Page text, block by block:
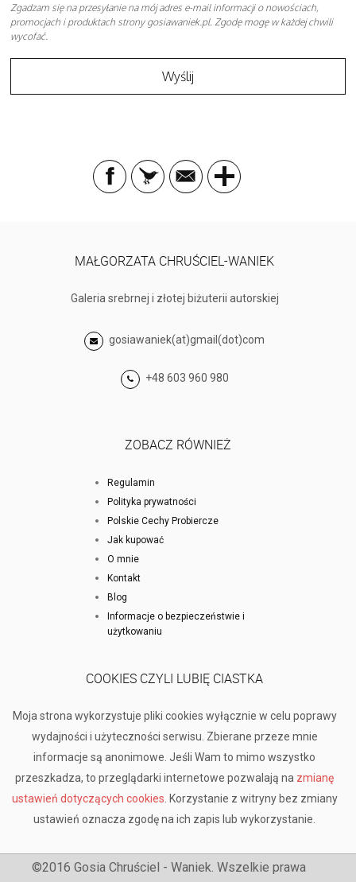
Zgadzam się na przesyłanie na mój adres e-mail informacji o nowościach,
promocjach i produktach strony gosiawaniek.pl. Zgodę mogę w każdej chwili
wycofać.
MAŁGORZATA CHRUŚCIEL-WANIEK
Galeria srebrnej i złotej biżuterii autorskiej
gosiawaniek(at)gmail(dot)com
+48 603 960 980
ZOBACZ RÓWNIEŻ
Regulamin
Polityka prywatności
Polskie Cechy Probiercze
Jak kupować
O mnie
Kontakt
Blog
Informacje o bezpieczeństwie i
użytkowaniu
COOKIES CZYLI LUBIĘ CIASTKA
Moja strona wykorzystuje pliki cookies wyłącznie w celu poprawy
wydajności i użyteczności serwisu. Zbierane przeze mnie
informacje są anonimowe. Jeśli Wam to mimo wszystko
przeszkadza, to przeglądarki internetowe pozwalają na zmianę
ustawień dotyczących cookies . Korzystanie z witryny bez zmiany
ustawień oznacza zgodę na ich zapis lub wykorzystanie.
©2016 Gosia Chruściel - Waniek. Wszelkie prawa